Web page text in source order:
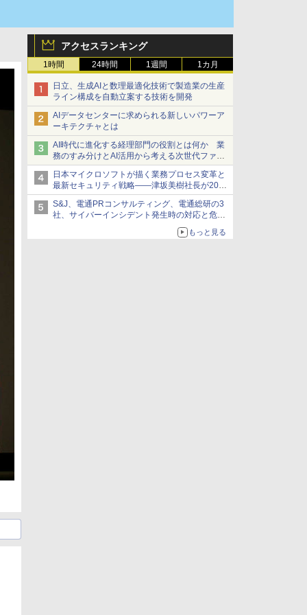
アクセスランキング
1時間 24時間 1週間 1カ月
日立、生成AIと数理最適化技術で製造業の生産
ライン構成を自動立案する技術を開発
AIデータセンターに求められる新しいパワーア
ーキテクチャとは
AI時代に進化する経理部門の役割とは何か 業
務のすみ分けとAI活用から考える次世代ファイ
ナンス戦略
日本マイクロソフトが描く業務プロセス変革と
最新セキュリティ戦略――津坂美樹社長が2027
年度戦略を説明
S&J、電通PRコンサルティング、電通総研の3
社、サイバーインシデント発生時の対応と危機
管理広報を一体的に訓練するプログラムを提供
もっと見る